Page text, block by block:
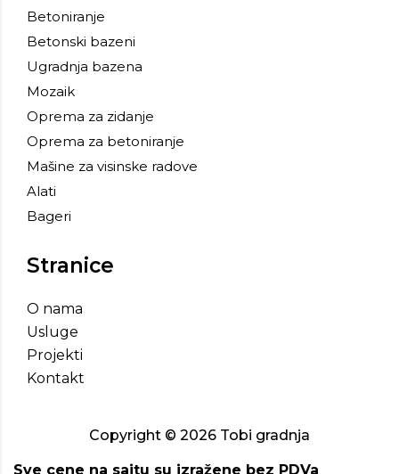
Betoniranje
Betonski bazeni
Ugradnja bazena
Mozaik
Oprema za zidanje
Oprema za betoniranje
Mašine za visinske radove
Alati
Bageri
Stranice
O nama
Usluge
Projekti
Kontakt
Copyright © 2026 Tobi gradnja
Sve cene na sajtu su izražene bez PDVa